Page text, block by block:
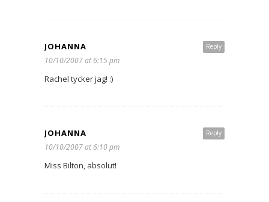
Reply
JOHANNA
10/10/2007 at 6:15 pm
Rachel tycker jag! :)
Reply
JOHANNA
10/10/2007 at 6:10 pm
Miss Bilton, absolut!